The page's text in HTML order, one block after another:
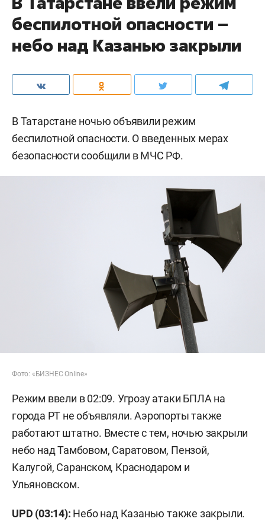
беспилотной опасности –
небо над Казанью закрыли
В Татарстане ночью объявили режим
беспилотной опасности. О введенных мерах
безопасности сообщили в МЧС РФ.
Фото: «БИЗНЕС Online»
Режим ввели в 02:09. Угрозу атаки БПЛА на
города РТ не объявляли. Аэропорты также
работают штатно. Вместе с тем, ночью закрыли
небо над Тамбовом, Саратовом, Пензой,
Калугой, Саранском, Краснодаром и
Ульяновском.
UPD (03:14): Небо над Казанью также закрыли.